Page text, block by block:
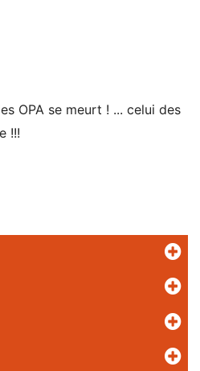
OPA se meurt ! ... celui des
!!!